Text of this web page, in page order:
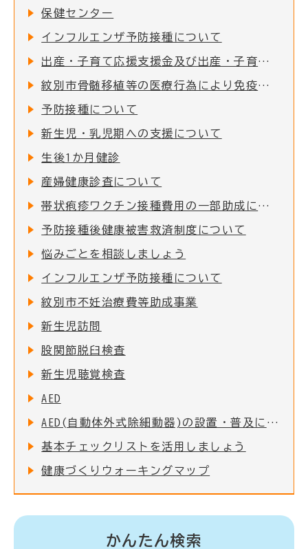
保健センター
インフルエンザ予防接種について
出産・子育て応援支援金及び出産・子育て応援ギフト(妊婦支援給付)について
紋別市骨髄移植等の医療行為により免疫を失った者に対する予防接種費用助成
予防接種について
新生児・乳児期への支援について
生後1か月健診
産婦健康診査について
帯状疱疹ワクチン接種費用の一部助成について
予防接種後健康被害救済制度について
悩みごとを相談しましょう
インフルエンザ予防接種について
紋別市不妊治療費等助成事業
新生児訪問
股関節脱臼検査
新生児聴覚検査
AED
AED(自動体外式除細動器)の設置・普及について
基本チェックリストを活用しましょう
健康づくりウォーキングマップ
かんたん検索